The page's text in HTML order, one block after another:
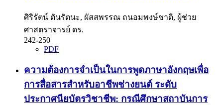
ศิริรัตน์ ตันรัตนะ, ผัสสพรรณ ถนอมพงษ์ชาติ, ผู้ช่วย
ศาสตราจารย์ ดร.
242-250
PDF
ความต้องการจำเป็นในการพูดภาษาอังกฤษเพื่อ
การสื่อสารสำหรับอาชีพช่างยนต์ ระดับ
ประกาศนียบัตรวิชาชีพ: กรณีศึกษาสถาบันการ